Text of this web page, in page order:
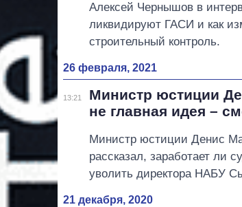
Алексей Чернышов в
ликвидируют ГАСИ и как
строительный контроль.
26 февраля, 2021
13:21
Министр юстиции
не главная идея –
Министр юстиции Денис
рассказал, заработает ли
уволить директора НАБУ
21 декабря, 2020